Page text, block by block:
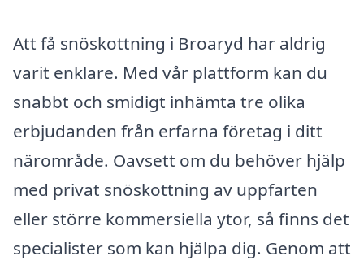
Att få snöskottning i Broaryd har aldrig
varit enklare. Med vår plattform kan du
snabbt och smidigt inhämta tre olika
erbjudanden från erfarna företag i ditt
närområde. Oavsett om du behöver hjälp
med privat snöskottning av uppfarten
eller större kommersiella ytor, så finns det
specialister som kan hjälpa dig. Genom att